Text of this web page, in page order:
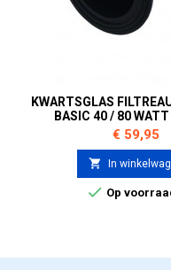
KWARTSGLAS
BASIC 40 / 80
Prijs
€ 59,95
 In
 Op